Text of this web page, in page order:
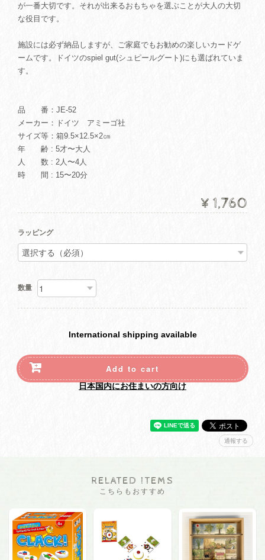
が一番大切です。それが出来るおもちゃを選ぶことが大人の大切
な役目です。
施設には必ず納品しますが、ご家庭でもお勧めの楽しいカードゲ
ームです。ドイツのspiel gut(シュピールグート)にも選ばれていま
す。
品 番：JE-52
メーカー：ドイツ アミーゴ社
サイズ等：箱9.5×12.5×2㎝
年 齢 : 5才〜大人
人 数 : 2人〜4人
時 間 : 15〜20分
¥1,760
ラッピング
数量
International shipping available
Add to cart
日本国内にお住まいの方向け
通報する
RELATED ITEMS
こちらもおすすめ